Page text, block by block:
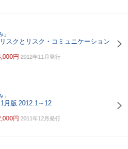
」
スクとリスク・コミュニケーション
円 2012年11月発行
」
月版 2012.1～12
円 2011年12月発行